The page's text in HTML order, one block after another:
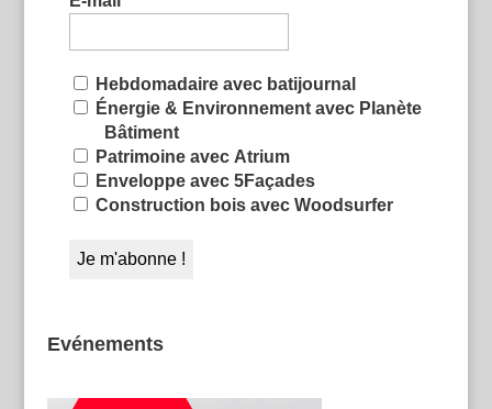
Hebdomadaire avec batijournal
Énergie & Environnement avec Planète
Bâtiment
Patrimoine avec Atrium
Enveloppe avec 5Façades
Construction bois avec Woodsurfer
Evénements